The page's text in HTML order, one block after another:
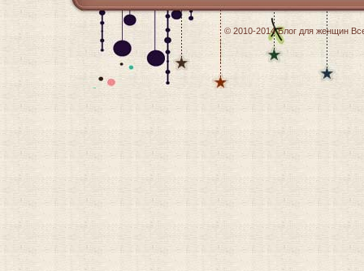
© 2010-2014Блог для женщин